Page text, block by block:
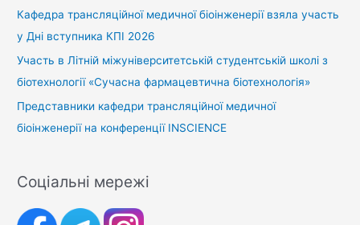
Кафедра трансляційної медичної біоінженерії взяла участь
у Дні вступника КПІ 2026
Участь в Літній міжуніверситетській студентській школі з
біотехнології «Сучасна фармацевтична біотехнологія»
Представники кафедри трансляційної медичної
біоінженерії на конференції INSCIENCE
Соціальні мережі